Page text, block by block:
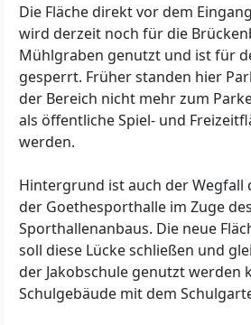
Die Fläche direkt vor dem
wird derzeit noch für die
Mühlgraben genutzt und ist für
gesperrt. Früher standen hier
der Bereich nicht mehr zum
als öffentliche Spiel- und
werden.
Hintergrund ist auch der Wegfall
der Goethesporthalle im Zuge des
Sporthallenanbaus. Die neue
soll diese Lücke schließen und
der Jakobschule genutzt werden
Schulgebäude mit dem